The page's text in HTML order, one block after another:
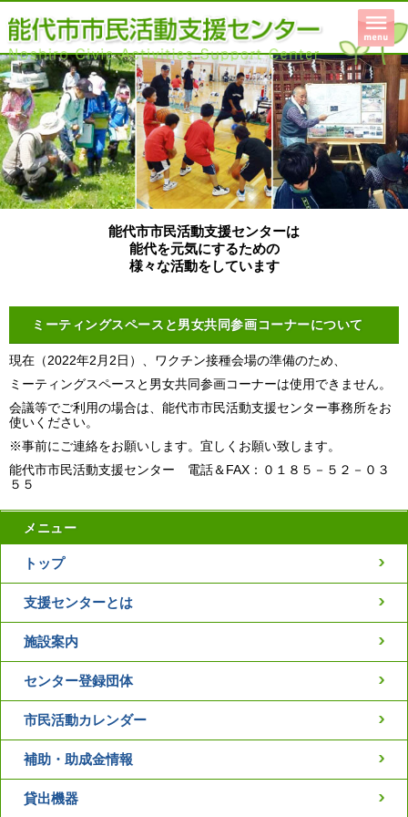
能代市市民活動支援センターは
能代を元気にするための
様々な活動をしています
ミーティングスペースと男女共同参画コーナーについて
現在（2022年2月2日）、ワクチン接種会場の準備のため、
ミーティングスペースと男女共同参画コーナーは使用できません。
会議等でご利用の場合は、能代市市民活動支援センター事務所をお
使いください。
※事前にご連絡をお願いします。宜しくお願い致します。
能代市市民活動支援センター 電話＆FAX：０１８５－５２－０３
５５
メニュー
トップ
支援センターとは
施設案内
センター登録団体
市民活動カレンダー
補助・助成金情報
貸出機器